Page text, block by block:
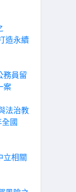
造永續
務員留
案
法治教
國
立相關